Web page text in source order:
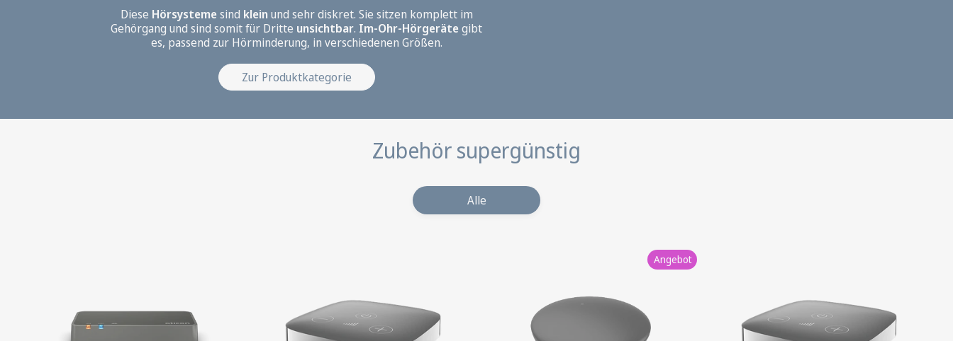
Diese Hörsysteme sind klein und sehr diskret. Sie sitzen komplett im
Gehörgang und sind somit für Dritte unsichtbar. Im-Ohr-Hörgeräte gibt
es, passend zur Hörminderung, in verschiedenen Größen.
externen Hörer
Hinter-dem-Ohr-Hörgerät
Gehäuse
Schallschlauch
Ohrpassstück
Ohrpassstück
Zur Produktkategorie
Zubehör supergünstig
Alle
Angebot